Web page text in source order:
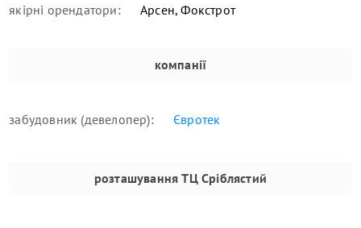
якірні орендатори: Арсен, Фокстрот
компанії
забудовник (девелопер): Євротек
розташування ТЦ Сріблястий